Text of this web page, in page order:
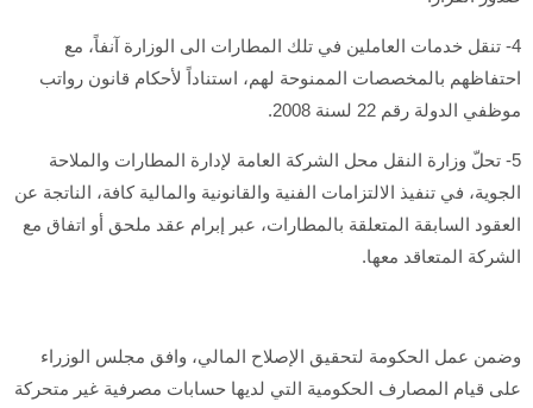
4- تنقل خدمات العاملين في تلك المطارات الى الوزارة آنفاً، مع
احتفاظهم بالمخصصات الممنوحة لهم، استناداً لأحكام قانون رواتب
موظفي الدولة رقم 22 لسنة 2008.
5- تحلّ وزارة النقل محل الشركة العامة لإدارة المطارات والملاحة
الجوية، في تنفيذ الالتزامات الفنية والقانونية والمالية كافة، الناتجة عن
العقود السابقة المتعلقة بالمطارات، عبر إبرام عقد ملحق أو اتفاق مع
الشركة المتعاقد معها.
وضمن عمل الحكومة لتحقيق الإصلاح المالي، وافق مجلس الوزراء
على قيام المصارف الحكومية التي لديها حسابات مصرفية غير متحركة